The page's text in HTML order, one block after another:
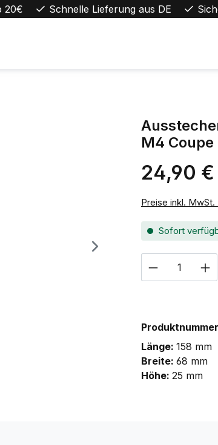
20€ Schnelle Lieferung aus DE
M4 Coupe
Regulärer Preis:
24,90 €
Preise inkl.
Sofort
Produkt
Länge: 158 mm
Breite: 68 mm
Höhe: 25 mm